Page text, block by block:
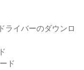
ライバーのダウンロ
ド